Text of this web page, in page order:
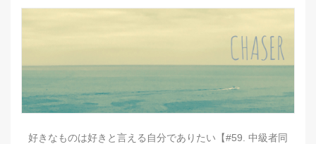
好きなものは好きと言える自分でありたい【#59. 中級者同